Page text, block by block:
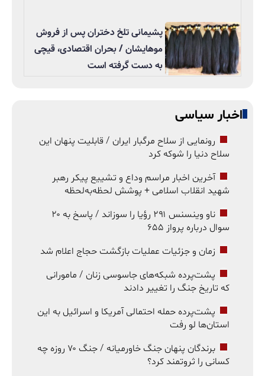
پشیمانی تلخ دختران پس از فروش
موهایشان / بحران اقتصادی، قیچی
به دست گرفته است
اخبار سیاسی
رونمایی از سلاح مرگبار ایران / قابلیت پنهان این
سلاح دنیا را شوکه کرد
آخرین اخبار مراسم وداع و تشییع پیکر رهبر
شهید انقلاب اسلامی + پوشش لحظه‌به‌لحظه
ناو وینسنس ۲۹۱ رؤیا را سوزاند / پاسخ به ۲۰
سوال درباره پرواز ۶۵۵
زمان و جزئیات عملیات بازگشت حجاج اعلام شد
پشت‌پرده شبکه‌های جاسوسی زنان / مامورانی
که تاریخ جنگ را تغییر دادند
پشت‌پرده حمله احتمالی آمریکا و اسرائیل به این
استان‌ها لو رفت
برندگان پنهان جنگ خاورمیانه / جنگ ۷۰ روزه چه
کسانی را ثروتمند کرد؟